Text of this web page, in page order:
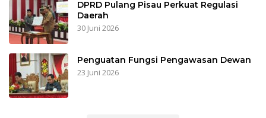
DPRD Pulang Pisau Perkuat Regulasi
Daerah
30 Juni 2026
Penguatan Fungsi Pengawasan Dewan
23 Juni 2026